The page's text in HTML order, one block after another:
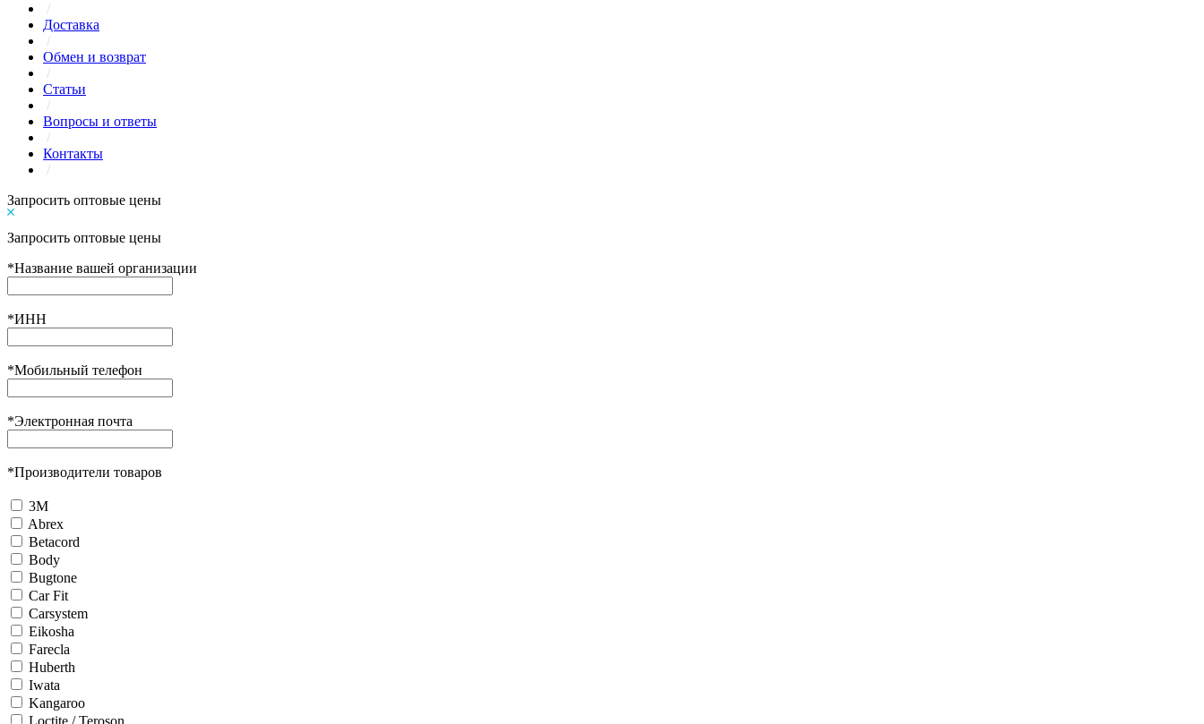
/
Доставка
/
Обмен и возврат
/
Статьи
/
Вопросы и ответы
/
Контакты
/
Запросить оптовые цены
Запросить оптовые цены
*Название вашей организации
*ИНН
*Мобильный телефон
*Электронная почта
*Производители товаров
3М
Abrex
Betacord
Body
Bugtone
Car Fit
Carsystem
Eikosha
Farecla
Huberth
Iwata
Kangaroo